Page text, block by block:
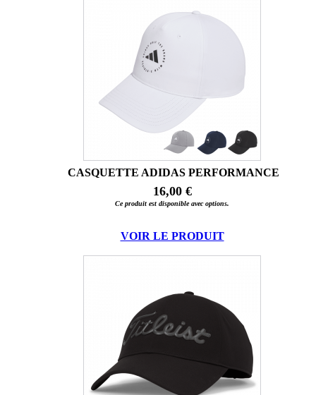
CASQUETTE ADIDAS PERFORMANCE
16,00 €
Ce produit est disponible avec options.
VOIR LE PRODUIT